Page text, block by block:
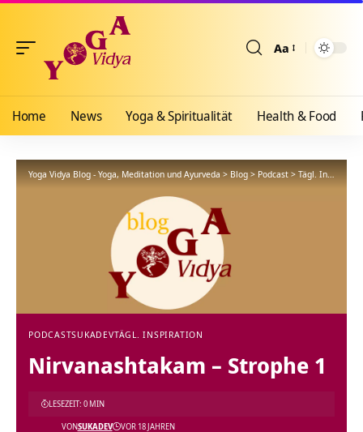
Aa
Home News Yoga & Spiritualität Health & Food
Yoga Vidya Blog - Yoga, Meditation und Ayurveda>Blog>Podcast>Tägl. Inspiration
PODCASTSUKADEVTÄGL. INSPIRATION
Nirvanashtakam – Strophe 1
VONSUKADEV VOR 18 JAHREN
LESEZEIT: 0 MIN